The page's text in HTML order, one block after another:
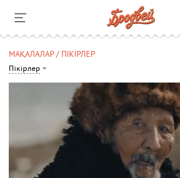
МАҚАЛАЛАР / ПІКІРЛЕР
Пікірлер